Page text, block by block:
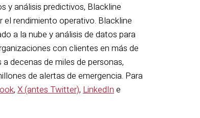
y análisis predictivos, Blackline
el rendimiento operativo. Blackline
a la nube y análisis de datos para
con clientes en más de
decenas de miles de personas,
de alertas de emergencia. Para
, X (antes Twitter), LinkedIne